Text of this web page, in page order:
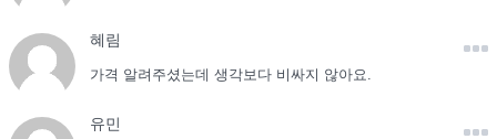
혜림
가격 알려주셨는데 생각보다 비싸지 않아요.
유민